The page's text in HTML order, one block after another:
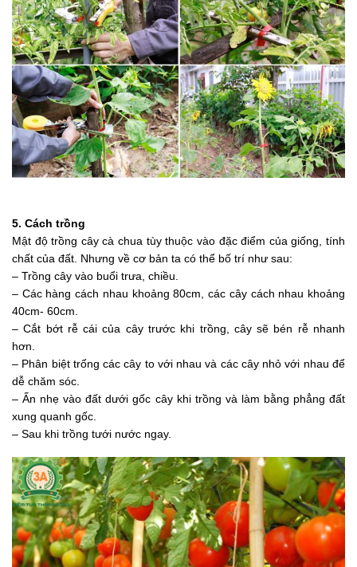
5. Cách trồng
Mật độ trồng cây cà chua tùy thuộc vào đặc điểm của giống, tính
chất của đất. Nhưng về cơ bản ta có thể bố trí như sau:
– Trồng cây vào buổi trưa, chiều.
– Các hàng cách nhau khoảng 80cm, các cây cách nhau khoảng
40cm- 60cm.
– Cắt bớt rễ cái của cây trước khi trồng, cây sẽ bén rễ nhanh
hơn.
– Phân biệt trống các cây to với nhau và các cây nhỏ với nhau để
dễ chăm sóc.
– Ấn nhẹ vào đất dưới gốc cây khi trồng và làm bằng phẳng đất
xung quanh gốc.
– Sau khi trồng tưới nước ngay.